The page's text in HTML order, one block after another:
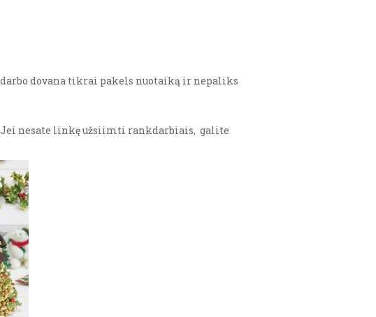
dovana tikrai pakels nuotaiką ir nepaliks
nesate linkę užsiimti rankdarbiais, galite